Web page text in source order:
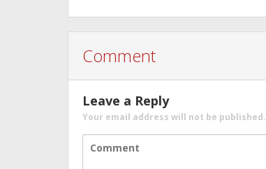
Comment
Leave a Reply
Your email address will not be published.